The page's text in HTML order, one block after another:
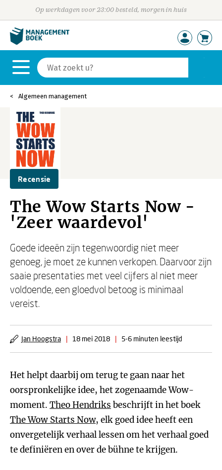
Op werkdagen voor 23:00 besteld, morgen in huis
Algemeen management
Recensie
The Wow Starts Now -
'Zeer waardevol'
Goede ideeën zijn tegenwoordig niet meer
genoeg, je moet ze kunnen verkopen. Daarvoor zijn
saaie presentaties met veel cijfers al niet meer
voldoende, een gloedvol betoog is minimaal
vereist.
Jan Hoogstra | 18 mei 2018 | 5-6 minuten leestijd
Het helpt daarbij om terug te gaan naar het
oorspronkelijke idee, het zogenaamde Wow-
moment. Theo Hendriks beschrijft in het boek
The Wow Starts Now, elk goed idee heeft een
onvergetelijk verhaal lessen om het verhaal goed
te definiëren en over de bühne te krijgen.